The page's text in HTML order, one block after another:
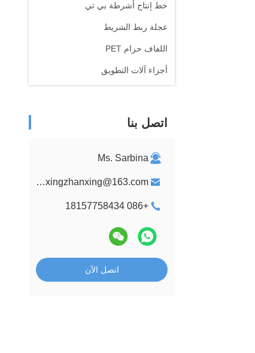
خط إنتاج أشرطة بي تي
عجلة ربط الشريط
اللفاف حزام PET
أجزاء آلات التطويق
اتصل بنا
Ms. Sarbina
yongxingzhanxing@163.com
+086 18157758434
اتصل الآن